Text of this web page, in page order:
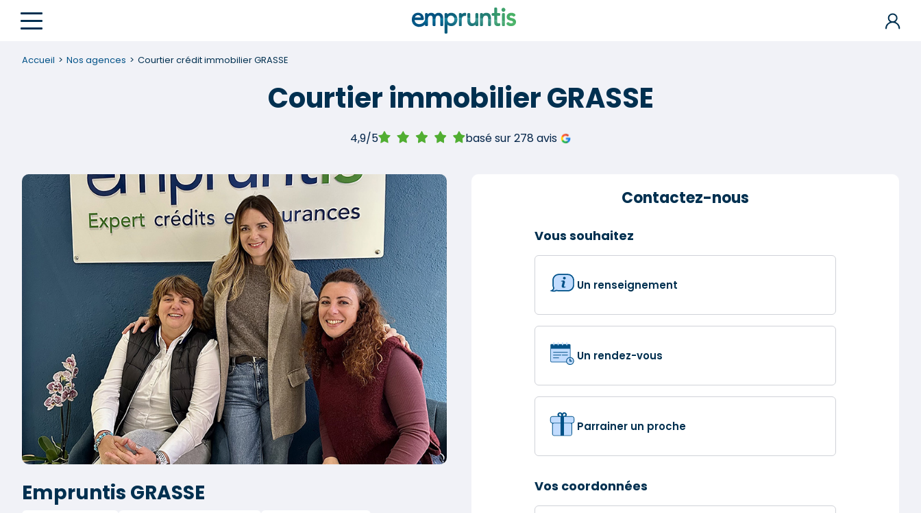
Accueil Nos agences Courtier crédit immobilier GRASSE
Courtier immobilier GRASSE
4,9/5 basé sur 278 avis
Empruntis GRASSE
Contactez-nous
Vous souhaitez
Un renseignement
Un rendez-vous
Parrainer un proche
Vos coordonnées